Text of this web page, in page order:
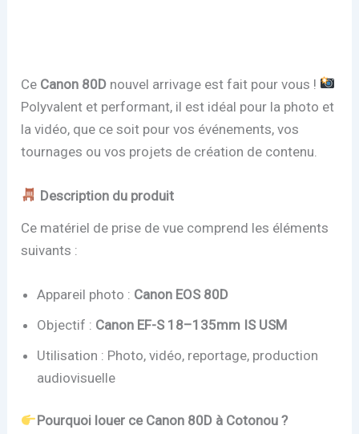
Ce Canon 80D nouvel arrivage est fait pour vous !
Polyvalent et performant, il est idéal pour la photo et
la vidéo, que ce soit pour vos événements, vos
tournages ou vos projets de création de contenu.
Description du produit
Ce matériel de prise de vue comprend les éléments
suivants :
Appareil photo : Canon EOS 80D
Objectif : Canon EF-S 18–135mm IS USM
Utilisation : Photo, vidéo, reportage, production
audiovisuelle
Pourquoi louer ce Canon 80D à Cotonou ?